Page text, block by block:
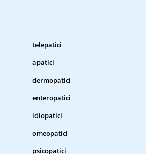
telepatici
apatici
dermopatici
enteropatici
idiopatici
omeopatici
psicopatici